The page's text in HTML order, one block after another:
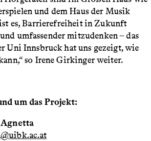
und dem Haus der Musik
es, Barrierefreiheit in Zukunft
umfassender mitzudenken – das
Uni Innsbruck hat uns gezeigt, wie
so Irene Girkinger weiter.
um das Projekt: